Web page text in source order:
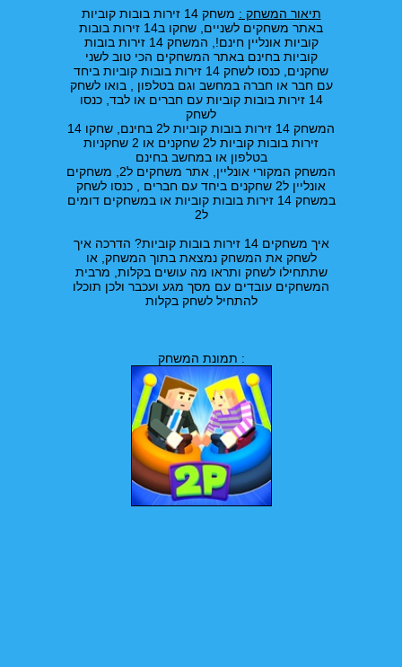
תיאור המשחק :
משחק 14 זירות בובות קוביות
באתר משחקים לשניים, שחקו ב14 זירות בובות
קוביות אונליין חינם!, המשחק 14 זירות בובות
קוביות בחינם באתר המשחקים הכי טוב לשני
שחקנים, כנסו לשחק 14 זירות בובות קוביות ביחד
עם חבר או חברה במחשב וגם בטלפון , בואו לשחק
14 זירות בובות קוביות עם חברים או לבד, כנסו
לשחק
המשחק 14 זירות בובות קוביות ל2 בחינם, שחקו 14
זירות בובות קוביות ל2 שחקנים או 2 שחקניות
בטלפון או במחשב בחינם
המשחק המקורי אונליין, אתר משחקים ל2, משחקים
אונליין ל2 שחקנים ביחד עם חברים , כנסו לשחק
במשחק 14 זירות בובות קוביות או במשחקים דומים
ל2
איך משחקים 14 זירות בובות קוביות? הדרכה איך
לשחק את המשחק נמצאת בתוך המשחק, או
שתתחילו לשחק ותראו מה עושים בקלות, מרבית
המשחקים עובדים עם מסך מגע ועכבר ולכן תוכלו
להתחיל לשחק בקלות
תמונת המשחק :